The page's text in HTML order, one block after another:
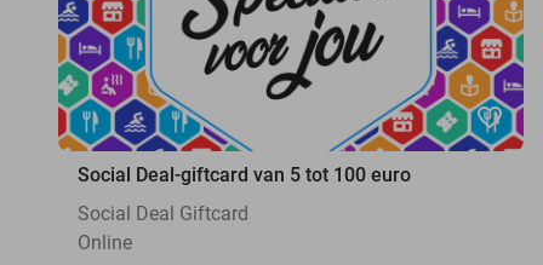
favorite_border
Social Deal-giftcard van 5 tot 100 euro
Social Deal Giftcard
Online